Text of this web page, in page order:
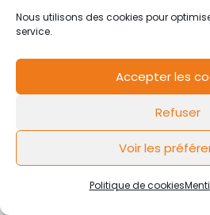
Nous utilisons des cookies pour
service.
Accepter les
Refuser
Voir les
Politique de cookies